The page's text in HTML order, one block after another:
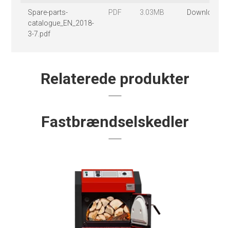
Spare-parts-
catalogue_EN_2018-
3-7.pdf
PDF 3.03MB Download
Relaterede produkter
Fastbrændselskedler